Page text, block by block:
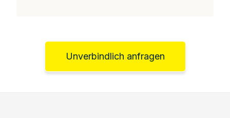
Unverbindlich anfragen